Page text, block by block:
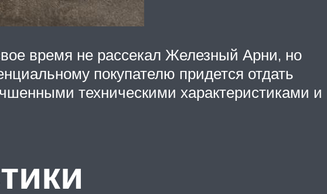
время не рассекал Железный Арни, но
покупателю придется отдать
техническими характеристиками и